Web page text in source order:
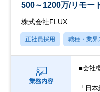
500～1200万/リモー
株式会社FLUX
正社員採用 職種・業界
業務内容
■会社
「日